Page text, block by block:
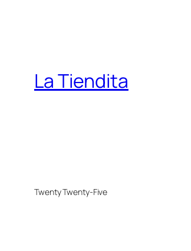
La Tiendita
Twenty Twenty-Five